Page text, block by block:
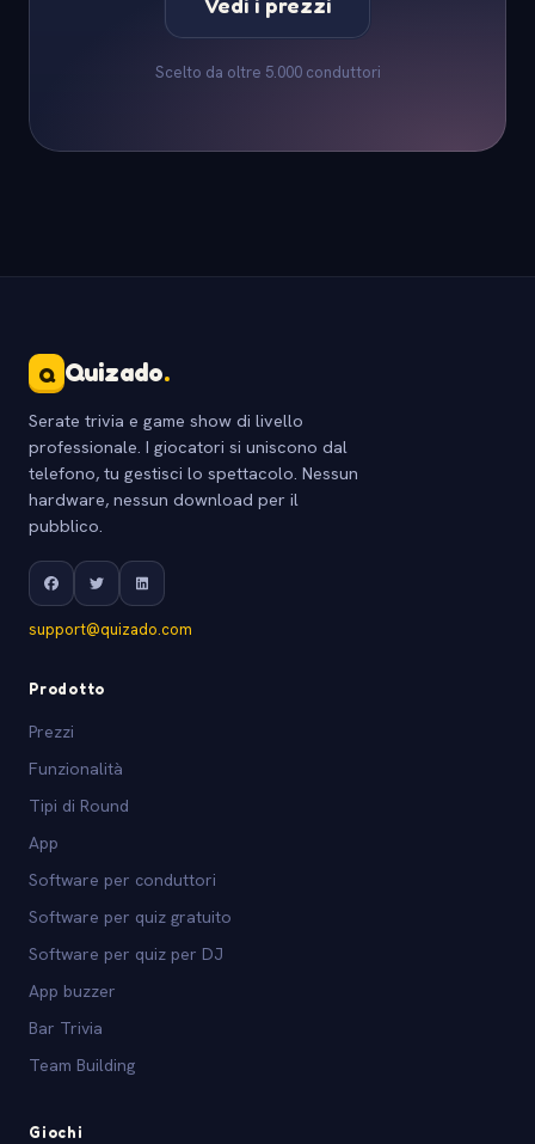
Scelto da oltre 5.000 conduttori
Q Quizado.
Serate trivia e game show di livello
professionale. I giocatori si uniscono dal
telefono, tu gestisci lo spettacolo. Nessun
hardware, nessun download per il
pubblico.
support@quizado.com
Prodotto
Prezzi
Funzionalità
Tipi di Round
App
Software per conduttori
Software per quiz gratuito
Software per quiz per DJ
App buzzer
Bar Trivia
Team Building
Giochi